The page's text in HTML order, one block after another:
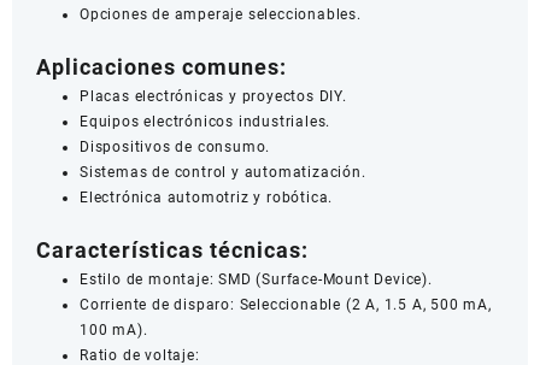
Opciones de amperaje seleccionables.
Aplicaciones comunes:
Placas electrónicas y proyectos DIY.
Equipos electrónicos industriales.
Dispositivos de consumo.
Sistemas de control y automatización.
Electrónica automotriz y robótica.
Características técnicas:
Estilo de montaje: SMD (Surface-Mount Device).
Corriente de disparo: Seleccionable (2 A, 1.5 A, 500 mA,
100 mA).
Ratio de voltaje: